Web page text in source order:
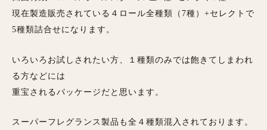
現在製造販売されている４ロール全種類（7種）+セレクトで
5種類詰合せになります。
いろいろお試しされたい方、１種類のみでは飽きてしまわれ
る方などには
重宝されるパッケージだと思います。
スーパーフレグランス製品も全４種類混入されております。